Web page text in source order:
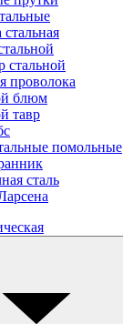
стальной
проволока
блюм
тавр
помольные
сталь